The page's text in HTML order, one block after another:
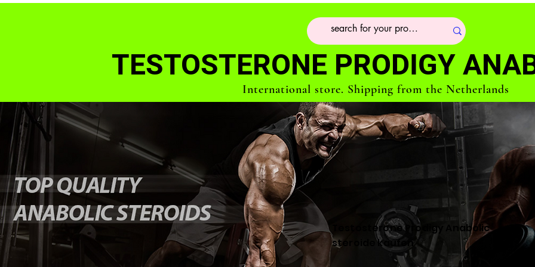
TESTOSTERONE PRODIGY
International store. Shipping from the Netherlands
Testosterone Prodigy Anabolic
steroide kaufen